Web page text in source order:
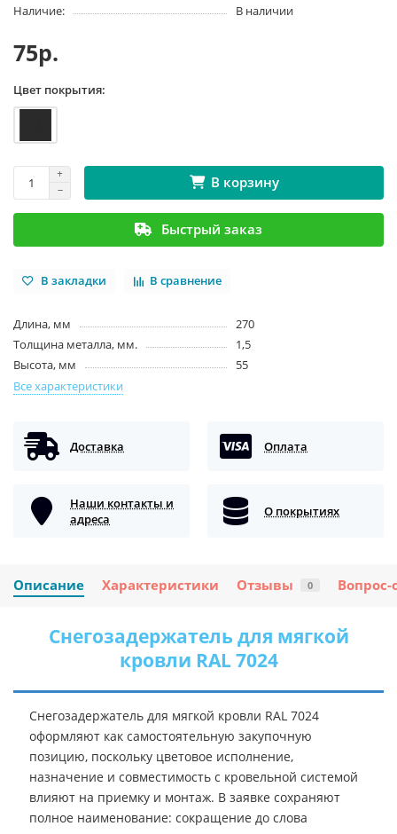
Наличие:
В наличии
75р.
Цвет покрытия:
В корзину
Быстрый заказ
В закладки В сравнение
Длина, мм
270
Толщина металла, мм.
1,5
Высота, мм
55
Все характеристики
Доставка Оплата
Наши контакты и
адреса
О покрытиях
Описание Характеристики Отзывы 0 Вопрос-
Снегозадержатель для мягкой
кровли RAL 7024
Снегозадержатель для мягкой кровли RAL 7024
оформляют как самостоятельную закупочную
позицию, поскольку цветовое исполнение,
назначение и совместимость с кровельной системой
влияют на приемку и монтаж. В заявке сохраняют
полное наименование: сокращение до слова